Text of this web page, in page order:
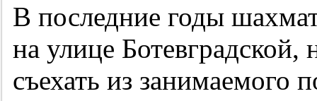
В последние годы
на улице
съехать из занимаемого